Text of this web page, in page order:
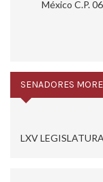
México C.P.
SENADORES
LXV LEGISLATURA